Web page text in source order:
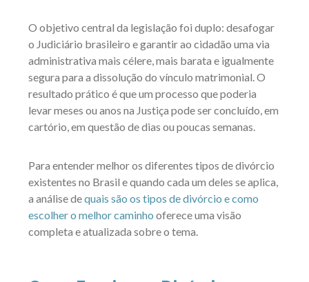
O objetivo central da legislação foi duplo: desafogar
o Judiciário brasileiro e garantir ao cidadão uma via
administrativa mais célere, mais barata e igualmente
segura para a dissolução do vínculo matrimonial. O
resultado prático é que um processo que poderia
levar meses ou anos na Justiça pode ser concluído, em
cartório, em questão de dias ou poucas semanas.
Para entender melhor os diferentes tipos de divórcio
existentes no Brasil e quando cada um deles se aplica,
a análise dequais são os tipos de divórcio e como
escolher o melhor caminho oferece uma visão
completa e atualizada sobre o tema.